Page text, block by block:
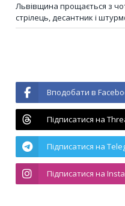
Львівщина прощається з
стрілець, десантник і
Вподобати в
Підписатися на
Підписатися на
Підписатися на